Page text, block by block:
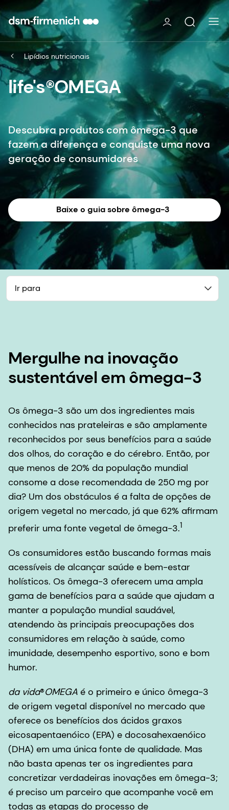
Lipídios nutricionais
life's®OMEGA
Descubra produtos com ômega-3 que
fazem a diferença e conquiste uma nova
geração de consumidores
Baixe o guia sobre ômega-3
Ir para
Mergulhe na inovação
sustentável em ômega-3
Os ômega-3 são um dos ingredientes mais
conhecidos nas prateleiras e são amplamente
reconhecidos por seus benefícios para a saúde
dos olhos, do coração e do cérebro. Então, por
que menos de 20% da população mundial
consome a dose recomendada de 250 mg por
dia? Um dos obstáculos é a falta de opções de
origem vegetal no mercado, já que 62% afirmam
preferir uma fonte vegetal de ômega-3.1
Os consumidores estão buscando formas mais
acessíveis de alcançar saúde e bem-estar
holísticos. Os ômega-3 oferecem uma ampla
gama de benefícios para a saúde que ajudam a
manter a população mundial saudável,
atendendo às principais preocupações dos
consumidores em relação à saúde, como
imunidade, desempenho esportivo, sono e bom
humor.
da vida®OMEGA é o primeiro e único ômega-3
de origem vegetal disponível no mercado que
oferece os benefícios dos ácidos graxos
eicosapentaenóico (EPA) e docosahexaenóico
(DHA) em uma única fonte de qualidade. Mas
não basta apenas ter os ingredientes para
concretizar verdadeiras inovações em ômega-3;
é preciso um parceiro que acompanhe você em
todas as etapas do processo de